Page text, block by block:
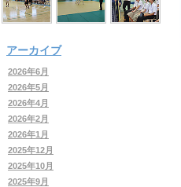
アーカイブ
2026年6月
2026年5月
2026年4月
2026年2月
2026年1月
2025年12月
2025年10月
2025年9月